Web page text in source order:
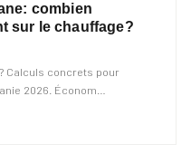
combien
sur le chauffage?
Calculs concrets pour
2026. Économ